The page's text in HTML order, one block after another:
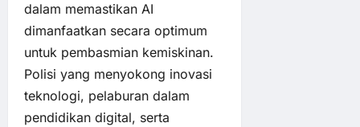
dalam memastikan AI
dimanfaatkan secara optimum
untuk pembasmian kemiskinan.
Polisi yang menyokong inovasi
teknologi, pelaburan dalam
pendidikan digital, serta